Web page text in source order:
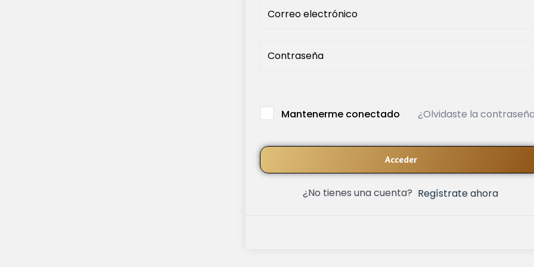
Mantenerme conectado ¿Olvidaste la
Acceder
¿No tienes una cuenta? Regístrate ahora